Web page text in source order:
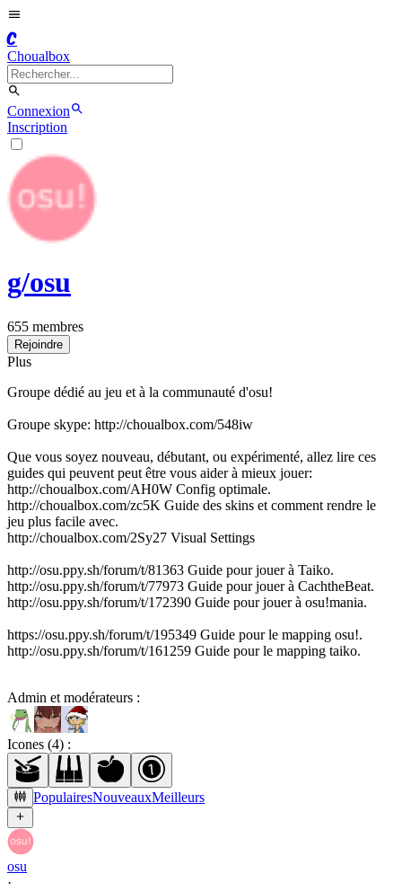
C
Choualbox
Connexion
Inscription
g/osu
655 membres
Rejoindre
Plus
Groupe dédié au jeu et à la communauté d'osu!
Groupe skype: http://choualbox.com/548iw
Que vous soyez nouveau, débutant, ou expérimenté, allez lire ces
guides qui peuvent peut être vous aider à mieux jouer:
http://choualbox.com/AH0W Config optimale.
http://choualbox.com/zc5K Guide des skins et comment rendre le
jeu plus facile avec.
http://choualbox.com/2Sy27 Visual Settings
http://osu.ppy.sh/forum/t/81363 Guide pour jouer à Taiko.
http://osu.ppy.sh/forum/t/77973 Guide pour jouer à CachtheBeat.
http://osu.ppy.sh/forum/t/172390 Guide pour jouer à osu!mania.
https://osu.ppy.sh/forum/t/195349 Guide pour le mapping osu!.
http://osu.ppy.sh/forum/t/161259 Guide pour le mapping taiko.
Admin et modérateurs :
Icones (4) :
PopulairesNouveauxMeilleurs
osu
·